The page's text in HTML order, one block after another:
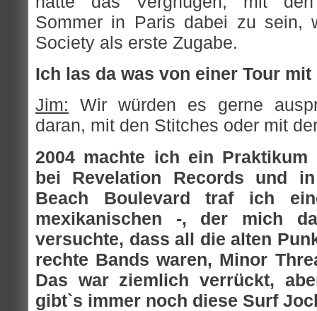
Sommer in Paris dabei zu sein,
Society als erste Zugabe.
Ich las da was von einer Tour
Jim: Wir würden es gerne
daran, mit den Stitches oder mit
2004 machte ich ein
bei Revelation Records und
Beach Boulevard traf ich
mexikanischen -, der mich
versuchte, dass all die alten
rechte Bands waren, Minor
Das war ziemlich verrückt,
gibt`s immer noch diese Surf